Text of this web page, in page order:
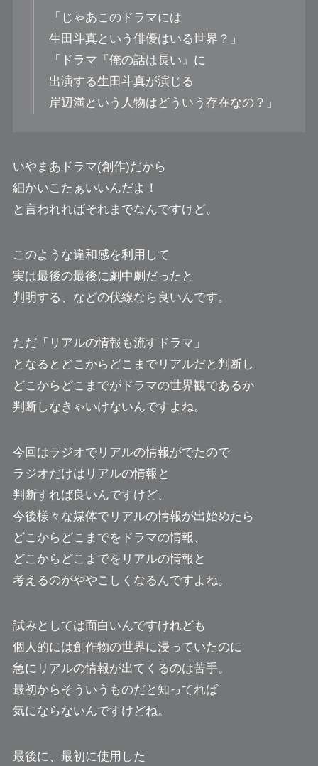
「じゃあこのドラマには
生田斗真という俳優はいる世界？」
「ドラマ『俺の話は長い』に
出演する生田斗真が演じる
岸辺満という人物はどういう存在なの？」
いやまあドラマ(創作)だから
細かいこたぁいいんだよ！
と言われればそれまでなんですけど。
このような違和感を利用して
実は最後の最後に劇中劇だったと
判明する、などの伏線なら良いんです。
ただ「リアルの情報も流すドラマ」
となるとどこからどこまでリアルだと判断し
どこからどこまでがドラマの世界観であるか
判断しなきゃいけないんですよね。
今回はラジオでリアルの情報がでたので
ラジオだけはリアルの情報と
判断すれば良いんですけど、
今後様々な媒体でリアルの情報が出始めたら
どこからどこまでをドラマの情報、
どこからどこまでをリアルの情報と
考えるのがややこしくなるんですよね。
試みとしては面白いんですけれども
個人的には創作物の世界に浸っていたのに
急にリアルの情報が出てくるのは苦手。
最初からそういうものだと知ってれば
気にならないんですけどね。
最後に、最初に使用した